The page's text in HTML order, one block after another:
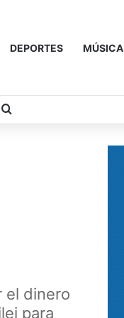
DEPORTES MÚSICA
Buscar
el dinero
para